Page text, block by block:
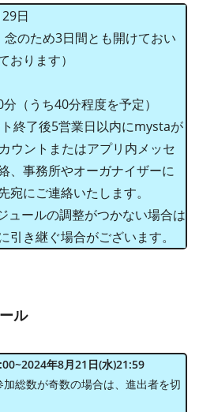
日
のため3日間とも開けておい
おります）
（うち40分程度を予定）
終了後5営業日以内にmystaが
ウントまたはアプリ内メッセ
、事務所やオーガナイザーに
宛にご連絡いたします。
ュールの調整がつかない場合は
き継ぐ場合がございます。
ル
年8月21日(水)21:59
総数が奇数の場合は、進出者を切